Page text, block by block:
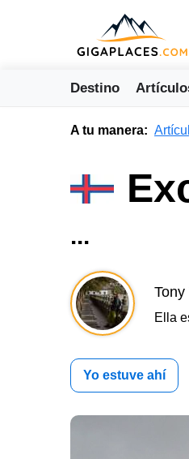
Destino
A tu manera:
...
Ella
Yo estuve ahí